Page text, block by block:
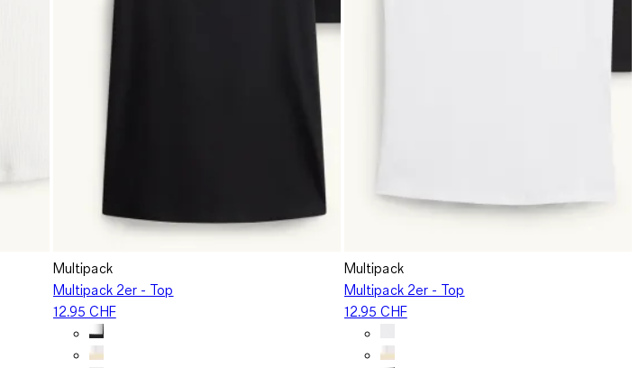
Multipack
Multipack 2er - Top
12.95 CHF
Multipack
Multipack 2er - Top
12.95 CHF